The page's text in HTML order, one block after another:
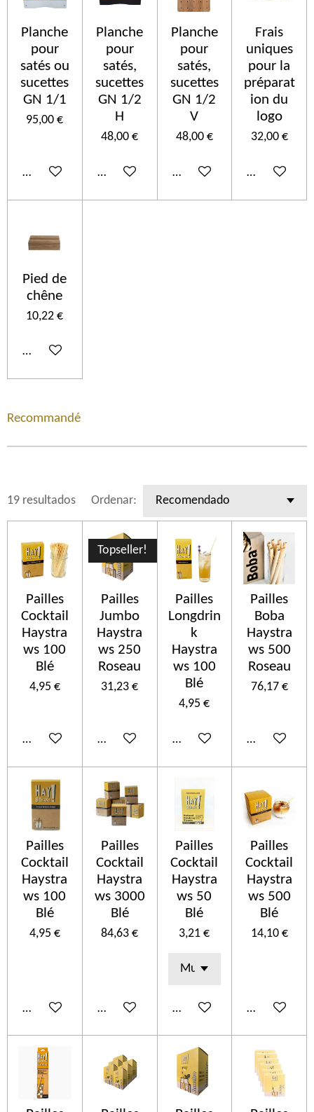
Planche
pour
satés ou
sucettes
GN 1/1
95,00 €
Añadir al carrito
Planche
pour
satés,
sucettes
GN 1/2
H
48,00 €
Añadir al carrito
Planche
pour
satés,
sucettes
GN 1/2
V
48,00 €
Añadir al carrito
Frais
uniques
pour la
préparat
ion du
logo
32,00 €
Añadir al
Pied de
chêne
10,22 €
Añadir al carrito
Recommandé
19 resultados Ordenar:
Pailles
Cocktail
Haystra
ws 100
Blé
4,95 €
Añadir al carrito
Topseller!
Pailles
Jumbo
Haystra
ws 250
Roseau
31,23 €
Añadir al carrito
Pailles
Longdrin
k
Haystra
ws 100
Blé
4,95 €
Añadir al carrito
Pailles
Boba
Haystra
ws 500
Roseau
76,17 €
Añadir al
Pailles
Cocktail
Haystra
ws 100
Blé
4,95 €
Añadir al carrito
Pailles
Cocktail
Haystra
ws 3000
Blé
84,63 €
Añadir al carrito
Pailles
Cocktail
Haystra
ws 50
Blé
3,21 €
Añadir al carrito
Pailles
Cocktail
Haystra
ws 500
Blé
14,10 €
Añadir al